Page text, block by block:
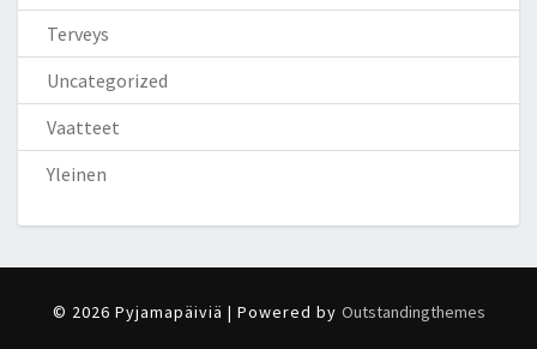
Terveys
Uncategorized
Vaatteet
Yleinen
© 2026 Pyjamapäiviä | Powered by Outstandingthemes